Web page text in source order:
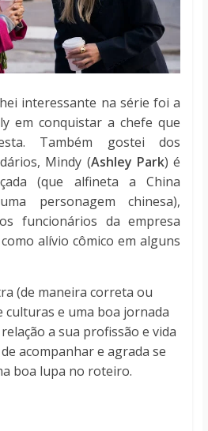
interessante na série foi a
em conquistar a chefe que
Também gostei dos
Mindy (Ashley Park) é
(que alfineta a China
personagem chinesa),
funcionários da empresa
alívio cômico em alguns
(de maneira correta ou
culturas e uma boa jornada
a sua profissão e vida
acompanhar e agrada se
boa lupa no roteiro.